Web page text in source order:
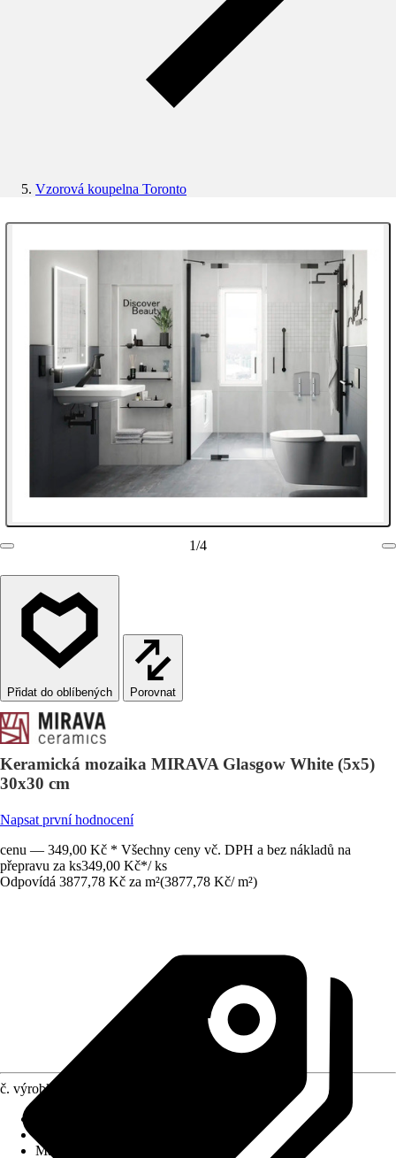
Vzorová koupelna Toronto
1/4
Porovnat
Keramická mozaika MIRAVA Glasgow White (5x5)
30x30 cm
Napsat první hodnocení
cenu — 349,00 Kč * Všechny ceny vč. DPH a bez nákladů na
přepravu za ks349,00 Kč*/ ks
Odpovídá 3877,78 Kč za m²(3877,78 Kč/ m²)
č. výrobku
Materiál